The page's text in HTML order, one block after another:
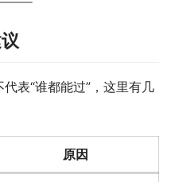
表“谁都能过”，这里有几
原因